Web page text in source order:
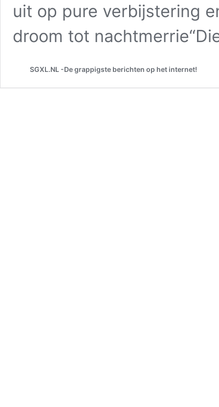
uit op pure verbijstering
droom tot
SGXL.NL -De grappigste berichten op het internet!